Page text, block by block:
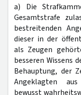
a) Die
Gesamtstrafe
bestreitenden
dieser in der
als Zeugen
besseren Wissens
Behauptung, der
Angeklagten
bewusst